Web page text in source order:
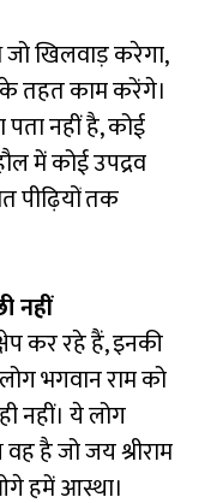
खिलवाड़ करेगा,
तहत काम करेंगे।
नहीं है, कोई
में कोई उपद्रव
पीढ़ियों तक
नहीं
कर रहे हैं, इनकी
भगवान राम को
नहीं। ये लोग
है जो जय श्रीराम
हमें आस्था।